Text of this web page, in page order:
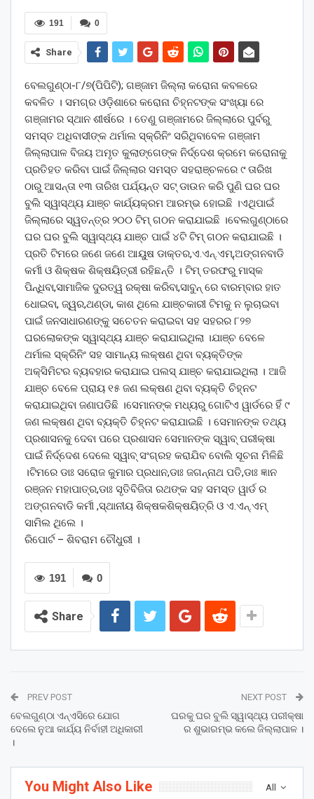
0
191
Share
ବେଲଗୁଣ୍ଠା-୮/୭(ପିପିଟି); ଗଞ୍ଜାମ ଜିଲ୍ଲା କରୋନା କବଳରେ
କବଳିତ । ସମଗ୍ର ଓଡ଼ିଶାରେ କରୋନା ଚିହ୍ନଟଙ୍କ ସଂଖ୍ୟା ରେ
ଗଞ୍ଜାମର ସ୍ଥାନ ଶୀର୍ଷରେ । ତେଣୁ ଗଞ୍ଜାମରେ ଜିଲ୍ଲାରେ ପୁର୍ବରୁ
ସମସ୍ତ ଅଧିବାସୀଙ୍କ ଥର୍ମାଲ ସ୍କ୍ରିନିଂ ସରିଥିବାବେଳ ଗଞ୍ଜାମ
ଜିଲ୍ଲାପାଳ ବିଜୟ ଅମୃତ କୁଲାଙ୍ଗେଙ୍କ ନିର୍ଦ୍ଦେଶ କ୍ରମେ କରୋନାକୁ
ପ୍ରତିହତ କରିବା ପାଇଁ ଜିଲ୍ଲାର ସମସ୍ତ ସହରାଞ୍ଚଳରେ ୯ ତାରିଖ
ଠାରୁ ଆସନ୍ତା ୧୩ ତାରିଖ ପର୍ଯ୍ୟନ୍ତ ସଟ୍ ଡାଉନ କରି ପୁଣି ଘର ଘର
ବୁଲି ସ୍ୱାସ୍ଥ୍ୟ ଯାଞ୍ଚ କାର୍ଯ୍ୟକ୍ରମ ଆରମ୍ଭ ହୋଇଛି ।ଏଥିପାଇଁ
ଜିଲ୍ଲାରେ ସ୍ୱତନ୍ତ୍ର ୨୦୦ ଟିମ୍ ଗଠନ କରାଯାଇଛି ।ବେଲଗୁଣ୍ଠାରେ
ଘର ଘର ବୁଲି ସ୍ୱାସ୍ଥ୍ୟ ଯାଞ୍ଚ ପାଇଁ ୪ଟି ଟିମ୍ ଗଠନ କରାଯାଇଛି ।
ପ୍ରତି ଟିମରେ ଜଣେ ଜଣେ ଆୟୁଷ ଡାକ୍ତର,ଏ.ଏନ୍.ଏମ୍,ଅଙ୍ଗନବାଡି
କର୍ମୀ ଓ ଶିକ୍ଷକ ଶିକ୍ଷୟିତ୍ରୀ ରହିଛନ୍ତି । ଟିମ୍ ତରଫରୁ ମାସ୍କ
ପିନ୍ଧିବା,ସାମାଜିକ ଦୁରତ୍ୱ ରକ୍ଷା କରିବା,ସାବୁନ୍ ରେ ବାରମ୍ବାର ହାତ
ଧୋଇବା, ଜ୍ୱର,ଥଣ୍ଡା, କାଶ ଥିଲେ ଯାଞ୍ଚକାରୀ ଟିମକୁ ନ ଲୁଚାଇବା
ପାଇଁ ଜନସାଧାରଣଙ୍କୁ ସଚେତନ କରାଇବା ସହ ସହରର ୮୨୭
ଘରଲୋକଙ୍କ ସ୍ୱାସ୍ଥ୍ୟ ଯାଞ୍ଚ କରାଯାଇଥିଲା ।ଯାଞ୍ଚ ବେଳେ
ଥର୍ମାଲ ସ୍କ୍ରିନିଂ ସହ ସାମାନ୍ୟ ଲକ୍ଷଣ ଥିବା ବ୍ୟକ୍ତିଙ୍କ
ଅକ୍ସିମିଟର ବ୍ୟବହାର କରାଯାଇ ପଲସ୍ ଯାଞ୍ଚ କରାଯାଇଥିଲା । ଆଜି
ଯାଞ୍ଚ ବେଳେ ପ୍ରାୟ ୧୫ ଜଣ ଲକ୍ଷଣ ଥିବା ବ୍ୟକ୍ତି ଚିହ୍ନଟ
କରାଯାଇଥିବା ଜଣାପଡିଛି ।ସେମାନଙ୍କ ମଧ୍ୟରୁ ଗୋଟିଏ ୱାର୍ଡରେ ହିଁ ୯
ଜଣ ଲକ୍ଷଣ ଥିବା ବ୍ୟକ୍ତି ଚିହ୍ନଟ କରାଯାଇଛି । ସେମାନଙ୍କ ତଥ୍ୟ
ପ୍ରଶାସନକୁ ଦେବା ପରେ ପ୍ରଶାସନ ସେମାନଙ୍କ ସ୍ୱାବ୍ ପରୀକ୍ଷା
ପାଇଁ ନିର୍ଦ୍ଦେଶ ଦେଲେ ସ୍ୱାବ୍ ସଂଗ୍ରହ କରାଯିବ ବୋଲି ସୂଚନା ମିଳିଛି
।ଟିମରେ ଡାଃ ସରୋଜ କୁମାର ପ୍ରଧାନ,ଡାଃ ଜଗନ୍ନାଥ ପତି,ଡାଃ ଜ୍ଞାନ
ରଞ୍ଜନ ମହାପାତ୍ର,ଡାଃ ସୃତିବିଜିତା ରଥଙ୍କ ସହ ସମସ୍ତ ୱାର୍ଡ ର
ଅଙ୍ଗନବାଡି କର୍ମୀ ,ସ୍ଥାନୀୟ ଶିକ୍ଷକଶିକ୍ଷୟିତ୍ରି ଓ ଏ.ଏନ୍.ଏମ୍
ସାମିଲ ଥିଲେ ।
ରିପୋର୍ଟ – ଶିବରାମ ଚୌଧୁରୀ ।
0
191
Share
PREV POST
ବେଲଗୁଣ୍ଠା ଏନ୍ଏସିରେ ଯୋଗ
ଦେଲେ ନୁଆ କାର୍ଯ୍ୟ ନିର୍ବାହୀ ଅଧିକାରୀ
।
NEXT POST
ଘରକୁ ଘର ବୁଲି ସ୍ୱାସ୍ଥ୍ୟ ପରୀକ୍ଷା
ର ଶୁଭାରମ୍ଭ କଲେ ଜିଲ୍ଲାପାଳ ।
All
You Might Also Like